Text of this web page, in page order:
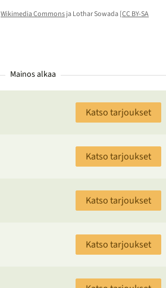
Wikimedia Commonsja Lothar Sowada [CC BY-SA
Mainos alkaa
Katso tarjoukset
Katso tarjoukset
Katso tarjoukset
Katso tarjoukset